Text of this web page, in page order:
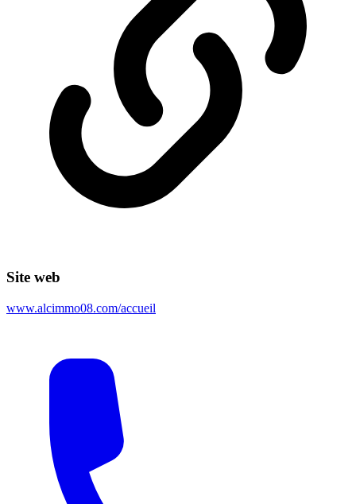
Site web
www.alcimmo08.com/accueil